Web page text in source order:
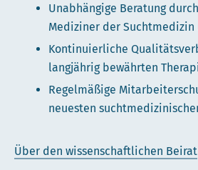
Unabhängige Beratung
Mediziner der Suchtmedizin
Kontinuierliche
langjährig bewährten
Regelmäßige
neuesten
Über den wissenschaftlichen Beirat